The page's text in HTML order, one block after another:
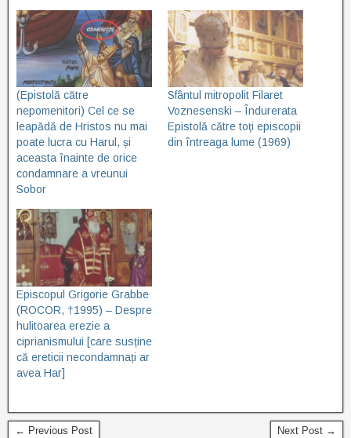
(Epistolă către
nepomenitori) Cel ce se
leapădă de Hristos nu mai
poate lucra cu Harul, și
aceasta înainte de orice
condamnare a vreunui
Sobor
Sfântul mitropolit Filaret
Voznesenski – Îndurerata
Epistolă către toți episcopii
din întreaga lume (1969)
Episcopul Grigorie Grabbe
(ROCOR, †1995) – Despre
hulitoarea erezie a
ciprianismului [care susține
că ereticii necondamnați ar
avea Har]
← Previous Post Next Post →